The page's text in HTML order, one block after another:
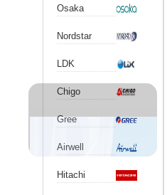
Osaka
Nordstar
LDK
Chigo
Gree
Airwell
Hitachi